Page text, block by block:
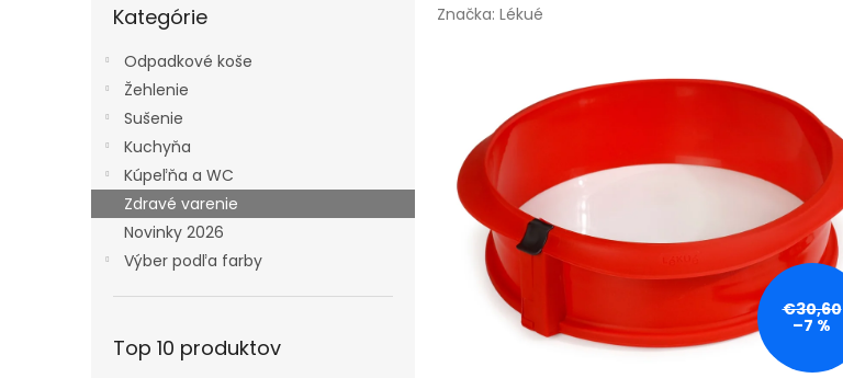
kategórie
Kategórie
Odpadkové koše
Žehlenie
Sušenie
Kuchyňa
Kúpeľňa a WC
Zdravé varenie
Novinky 2026
Výber podľa farby
Top 10 produktov
Značka: Lékué
€30,60
–7 %